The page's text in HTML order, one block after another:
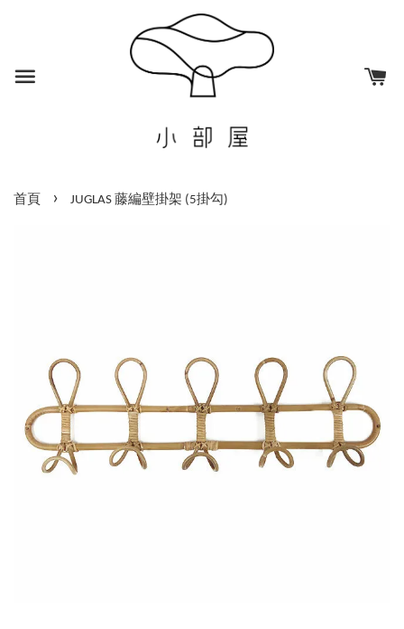
首頁 › JUGLAS 藤編壁掛架 (5掛勾)